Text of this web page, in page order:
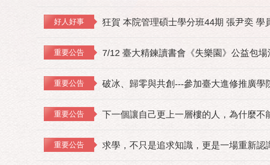
好人好事 狂賀 本院管理碩士學分班44期 張尹奕
重要公告 7/12 臺大精鍊讀書會《失樂園》公益包場
重要公告 破冰、歸零與共創---參加臺大進修推廣學
重要公告 下一個讓自己更上一層樓的人，為什麼
重要公告 求學，不只是追求知識，更是一場重新認